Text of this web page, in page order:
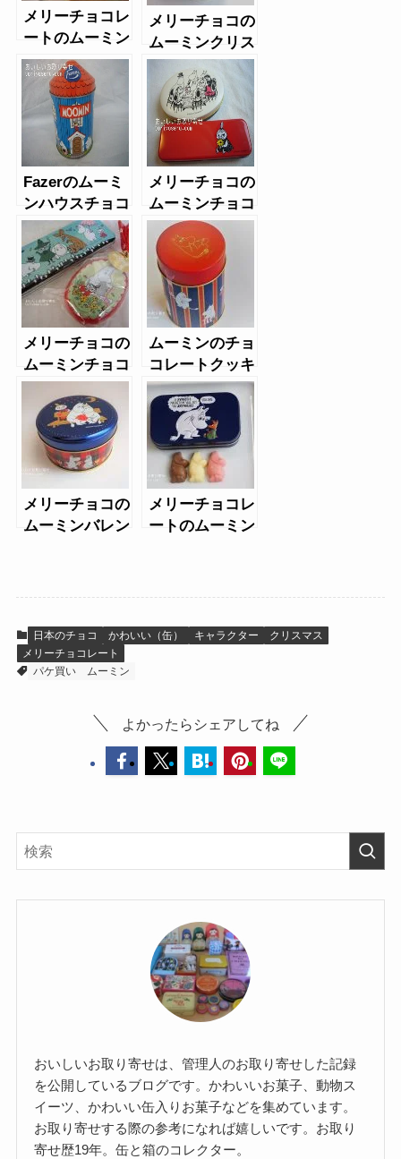
メリーチョコレ
ートのムーミン
缶チョコ
（2016年クリ
スマス）
メリーチョコの
ムーミンクリス
マス2020
Fazerのムーミ
ンハウスチョコ
レート
メリーチョコの
ムーミンチョコ
レート（2016
年バレンタイ
ン）
メリーチョコの
ムーミンチョコ
レート（2017
バレンタイン）
ムーミンのチョ
コレートクッキ
ー缶
メリーチョコの
ムーミンバレン
メリーチョコレ
ートのムーミン
日本のチョコ かわいい（缶） キャラクター
クリスマス
メリーチョコレート
パケ買い
ムーミン
よかったらシェアしてね
おいしいお取り寄せは、管理人のお取り寄せした記録
を公開しているブログです。かわいいお菓子、動物ス
イーツ、かわいい缶入りお菓子などを集めています。
お取り寄せする際の参考になれば嬉しいです。お取り
寄せ歴19年。缶と箱のコレクター。